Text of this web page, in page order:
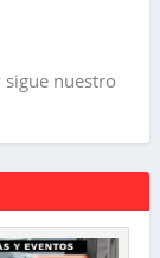
sigue nuestro